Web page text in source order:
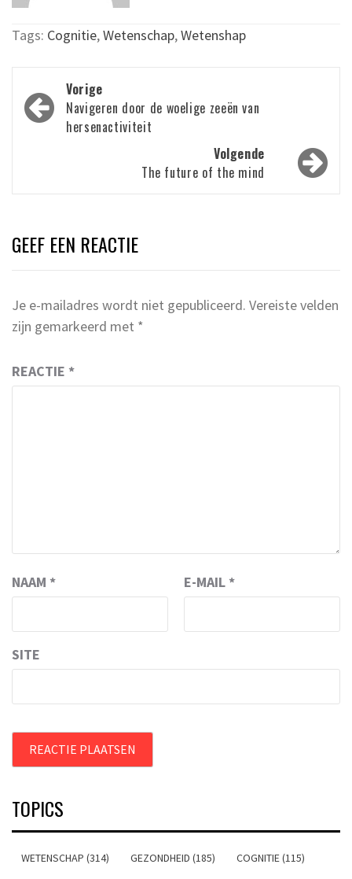
Tags: Cognitie,Wetenschap,Wetenshap
Bericht
navigatie
Vorige
Navigeren door de woelige zeeën van
hersenactiviteit
Volgende
The future of the mind
GEEF EEN REACTIE
Je e-mailadres wordt niet gepubliceerd. Vereiste velden
zijn gemarkeerd met *
REACTIE *
NAAM * E-MAIL *
SITE
TOPICS
WETENSCHAP (314) GEZONDHEID (185) COGNITIE (115)